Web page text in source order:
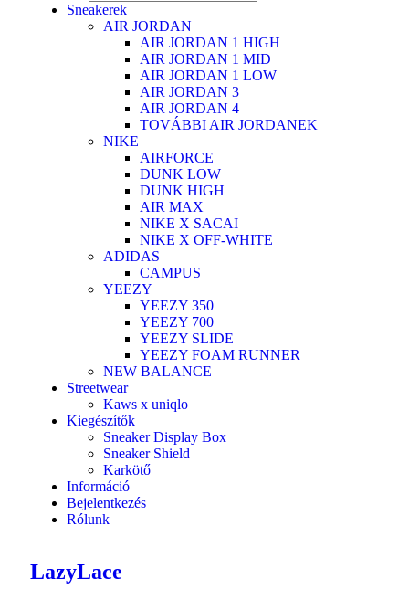
Sneakerek
AIR JORDAN
AIR JORDAN 1 HIGH
AIR JORDAN 1 MID
AIR JORDAN 1 LOW
AIR JORDAN 3
AIR JORDAN 4
TOVÁBBI AIR JORDANEK
NIKE
AIRFORCE
DUNK LOW
DUNK HIGH
AIR MAX
NIKE X SACAI
NIKE X OFF-WHITE
ADIDAS
CAMPUS
YEEZY
YEEZY 350
YEEZY 700
YEEZY SLIDE
YEEZY FOAM RUNNER
NEW BALANCE
Streetwear
Kaws x uniqlo
Kiegészítők
Sneaker Display Box
Sneaker Shield
Karkötő
Információ
Bejelentkezés
Rólunk
LazyLace